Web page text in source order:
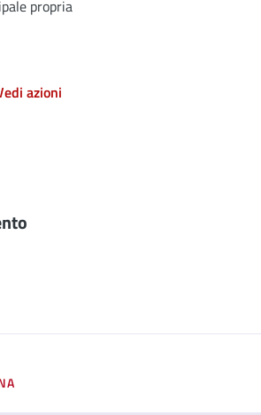
propria
azioni